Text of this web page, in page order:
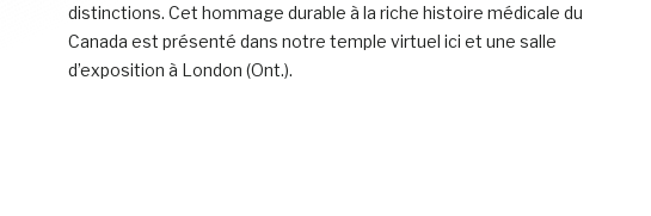
distinctions. Cet hommage durable à la riche histoire médicale du
Canada est présenté dans notre temple virtuel ici et une salle
d’exposition à London (Ont.).